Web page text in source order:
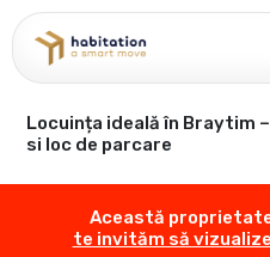
Locuința ideală în Braytim
si loc de parcare
Această
te invităm să